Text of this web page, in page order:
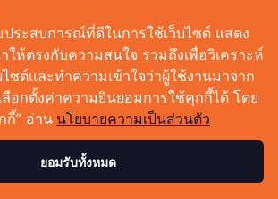
Corp Innov
Saucy Thoughts
Sustainable
Videos
Podcast
ประสบการณ์ที่ดีในการใช้เว็บไซต์ แสดง
ห้ตรงกับความสนใจ รวมถึงเพื่อวิเคราะห์
ไซต์และทำความเข้าใจว่าผู้ใช้งานมาจาก
อกตั้งค่าความยินยอมการใช้คุกกี้ได้ โดย
กี้” อ่าน นโยบายความเป็นส่วนตัว
ยอมรับทั้งหมด